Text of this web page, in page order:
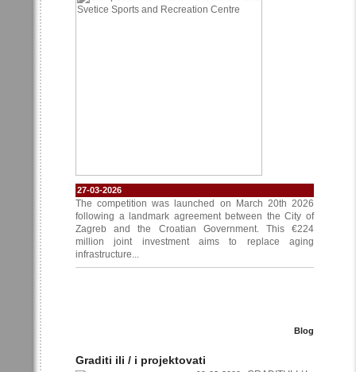
27-03-2026
The competition was launched on March 20th 2026
following a landmark agreement between the City of
Zagreb and the Croatian Government. This €224
million joint investment aims to replace aging
infrastructure...
Blog
Graditi ili / i projektovati